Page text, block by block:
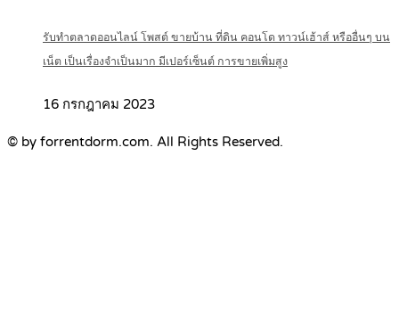
รับทำตลาดออนไลน์ โพสต์ ขายบ้าน ที่ดิน คอนโด ทาวน์เฮ้าส์ หรืออื่นๆ บน
เน็ต เป็นเรื่องจำเป็นมาก มีเปอร์เซ็นต์ การขายเพิ่มสูง
16 กรกฎาคม 2023
© by forrentdorm.com. All Rights Reserved.